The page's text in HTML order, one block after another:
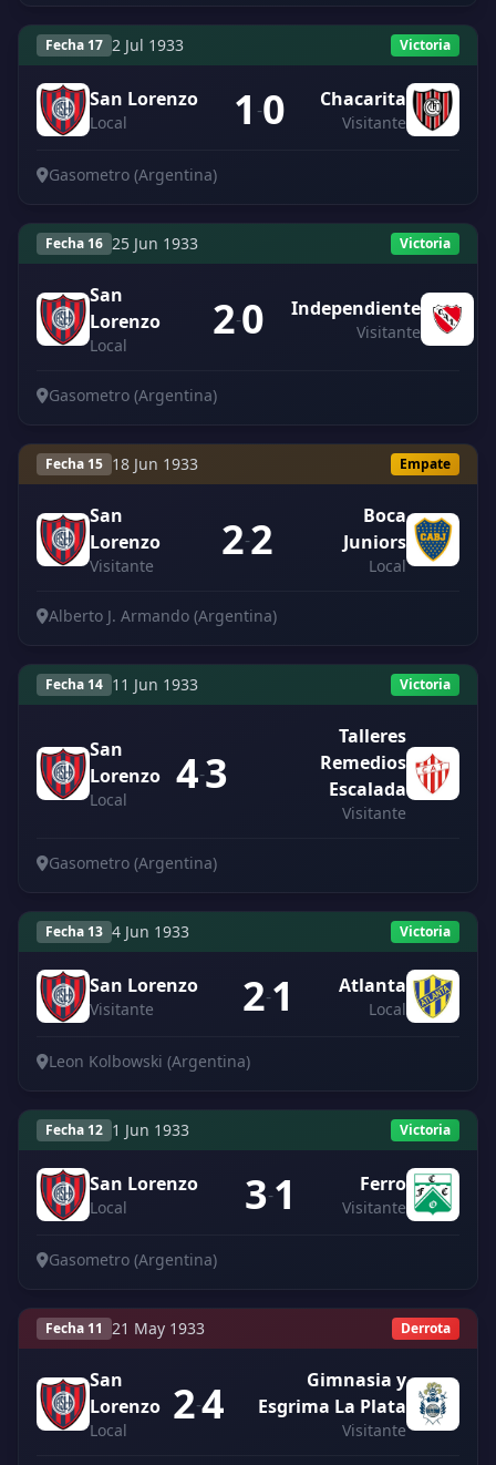
Fecha 17 2 Jul 1933 Victoria
San Lorenzo
Local 1 -0 Chacarita
Visitante
Gasometro (Argentina)
Fecha 16 25 Jun 1933 Victoria
San
Lorenzo
Local 2-0 Independiente
Visitante
Gasometro (Argentina)
Fecha 15 18 Jun 1933 Empate
San
Lorenzo
Visitante 2-2
Boca
Juniors
Local
Alberto J. Armando (Argentina)
Fecha 14 11 Jun 1933 Victoria
San
Lorenzo
Local 4-3
Talleres
Remedios
Escalada
Visitante
Gasometro (Argentina)
Fecha 13 4 Jun 1933 Victoria
San Lorenzo
Visitante 2-1 Atlanta
Local
Leon Kolbowski (Argentina)
Fecha 12 1 Jun 1933 Victoria
San Lorenzo
Local 3-1 Ferro
Visitante
Gasometro (Argentina)
Fecha 11 21 May 1933 Derrota
San
Lorenzo
Local 2-4
Gimnasia y
Esgrima La Plata
Visitante